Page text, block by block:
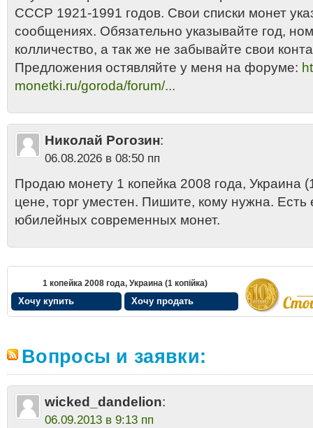
СССР 1921-1991 годов. Свои списки монет
сообщениях. Обязательно указывайте год,
колличество, а так же не забывайте свои
Предложения остявляйте у меня на форуме:
monetki.ru/goroda/forum/...
Николай Рогозин:
06.08.2026 в 08:50 пп
Продаю монету 1 копейка 2008 года, Украина
цене, торг уместен. Пишите, кому нужна.
юбилейных современных монет.
1 копейка 2008 года, Украина (1 копійка)
Хочу купить Хочу продать
Вопросы и заявки:
wicked_dandelion:
06.09.2013 в 9:13 пп